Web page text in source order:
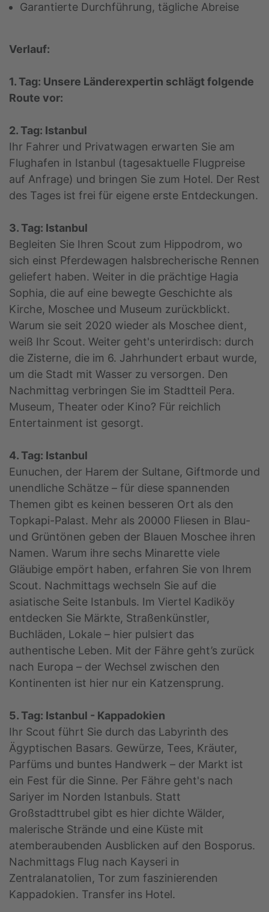
Garantierte Durchführung, tägliche Abreise
Verlauf:
1. Tag: Unsere Länderexpertin schlägt folgende
Route vor:
2. Tag: Istanbul
Ihr Fahrer und Privatwagen erwarten Sie am
Flughafen in Istanbul (tagesaktuelle Flugpreise
auf Anfrage) und bringen Sie zum Hotel. Der Rest
des Tages ist frei für eigene erste Entdeckungen.
3. Tag: Istanbul
Begleiten Sie Ihren Scout zum Hippodrom, wo
sich einst Pferdewagen halsbrecherische Rennen
geliefert haben. Weiter in die prächtige Hagia
Sophia, die auf eine bewegte Geschichte als
Kirche, Moschee und Museum zurückblickt.
Warum sie seit 2020 wieder als Moschee dient,
weiß Ihr Scout. Weiter geht's unterirdisch: durch
die Zisterne, die im 6. Jahrhundert erbaut wurde,
um die Stadt mit Wasser zu versorgen. Den
Nachmittag verbringen Sie im Stadtteil Pera.
Museum, Theater oder Kino? Für reichlich
Entertainment ist gesorgt.
4. Tag: Istanbul
Eunuchen, der Harem der Sultane, Giftmorde und
unendliche Schätze – für diese spannenden
Themen gibt es keinen besseren Ort als den
Topkapi-Palast. Mehr als 20000 Fliesen in Blau-
und Grüntönen geben der Blauen Moschee ihren
Namen. Warum ihre sechs Minarette viele
Gläubige empört haben, erfahren Sie von Ihrem
Scout. Nachmittags wechseln Sie auf die
asiatische Seite Istanbuls. Im Viertel Kadiköy
entdecken Sie Märkte, Straßenkünstler,
Buchläden, Lokale – hier pulsiert das
authentische Leben. Mit der Fähre geht’s zurück
nach Europa – der Wechsel zwischen den
Kontinenten ist hier nur ein Katzensprung.
5. Tag: Istanbul - Kappadokien
Ihr Scout führt Sie durch das Labyrinth des
Ägyptischen Basars. Gewürze, Tees, Kräuter,
Parfüms und buntes Handwerk – der Markt ist
ein Fest für die Sinne. Per Fähre geht's nach
Sariyer im Norden Istanbuls. Statt
Großstadttrubel gibt es hier dichte Wälder,
malerische Strände und eine Küste mit
atemberaubenden Ausblicken auf den Bosporus.
Nachmittags Flug nach Kayseri in
Zentralanatolien, Tor zum faszinierenden
Kappadokien. Transfer ins Hotel.